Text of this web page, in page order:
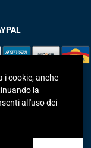
Stato e gli aiuti de
nazionale degli
adempiere all’obbligo
2017 (Legge annuale
successivamente
i cookie, anche
la
all'uso dei